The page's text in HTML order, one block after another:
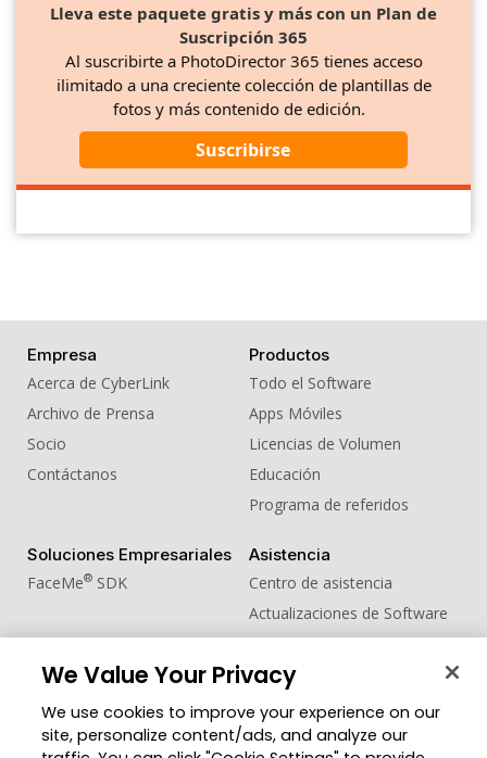
Lleva este paquete gratis y más con un Plan de
Suscripción 365
Al suscribirte a PhotoDirector 365 tienes acceso
ilimitado a una creciente colección de plantillas de
fotos y más contenido de edición.
Suscribirse
Empresa
Acerca de CyberLink
Archivo de Prensa
Socio
Contáctanos
Productos
Todo el Software
Apps Móviles
Licencias de Volumen
Educación
Programa de referidos
Soluciones Empresariales
FaceMe® SDK
Asistencia
Centro de asistencia
Actualizaciones de Software
Centro de Aprendizaje
Zona de Miembros
Blog
Cambiar región
We Value Your Privacy
We use cookies to improve your experience on our
site, personalize content/ads, and analyze our